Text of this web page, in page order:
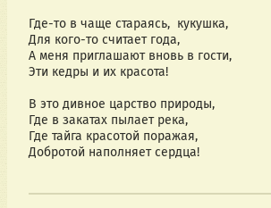
Где-то в чаще стараясь,  кукушка,
Для кого-то считает года,
А меня приглашают вновь в гости,
Эти кедры и их красота!
В это дивное царство природы,
Где в закатах пылает река,
Где тайга красотой поражая,
Добротой наполняет сердца!